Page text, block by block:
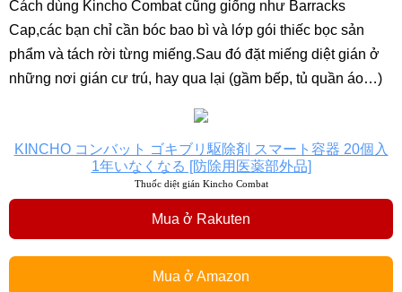
Cách dùng Kincho Combat cũng giống như Barracks
Cap,các bạn chỉ cần bóc bao bì và lớp gói thiếc bọc sản
phẩm và tách rời từng miếng.Sau đó đặt miếng diệt gián ở
những nơi gián cư trú, hay qua lại (gầm bếp, tủ quần áo…)
KINCHO コンバット ゴキブリ駆除剤 スマート容器 20個入
1年いなくなる [防除用医薬部外品]
Thuốc diệt gián Kincho Combat
Mua ở Rakuten
Mua ở Amazon